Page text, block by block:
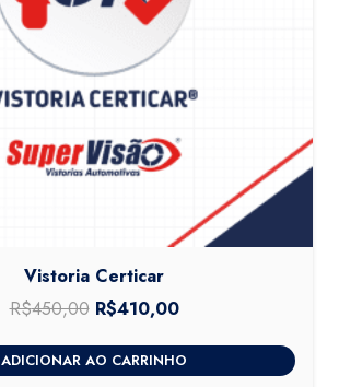
Vistoria Certicar
R$450,00 O
preço
original
R$410,00O
preço
atual
ADICIONAR AO CARRINHO